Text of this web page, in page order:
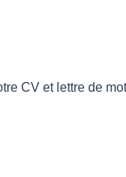
CV et lettre de